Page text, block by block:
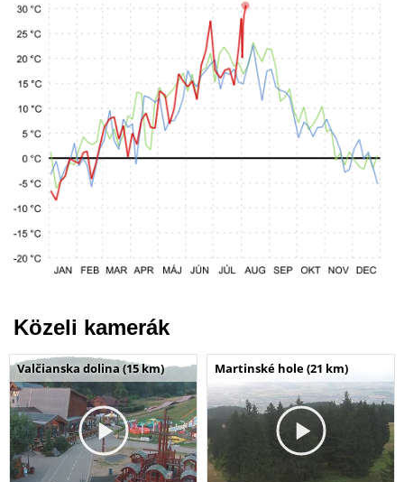
Közeli kamerák
Valčianska dolina (15 km) Martinské hole (21 km)